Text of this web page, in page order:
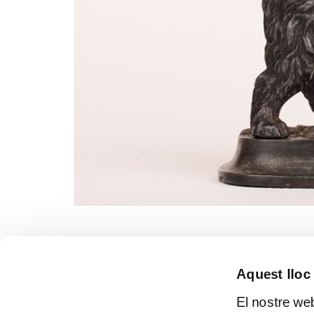
Aquest lloc
El nostre